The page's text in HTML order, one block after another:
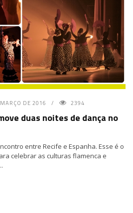
DE 2016 2394
duas noites de dança no
entre Recife e Espanha. Esse é o
celebrar as culturas flamenca e